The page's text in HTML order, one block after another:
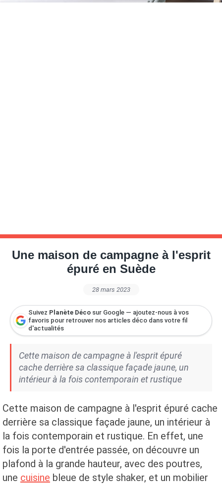
Une maison de campagne à l'esprit
épuré en Suède
28 mars 2023
Suivez Planète Déco sur Google — ajoutez-nous à vos
favoris pour retrouver nos articles déco dans votre fil
d'actualités
Cette maison de campagne à l'esprit épuré
cache derrière sa classique façade jaune, un
intérieur à la fois contemporain et rustique
Cette maison de campagne à l'esprit épuré cache
derrière sa classique façade jaune, un intérieur à
la fois contemporain et rustique. En effet, une
fois la porte d'entrée passée, on découvre un
plafond à la grande hauteur, avec des poutres,
une cuisine bleue de style shaker, et un mobilier